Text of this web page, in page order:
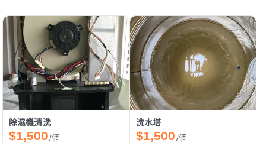
除濕機清洗
$1,500/個
洗水塔
$1,500/個